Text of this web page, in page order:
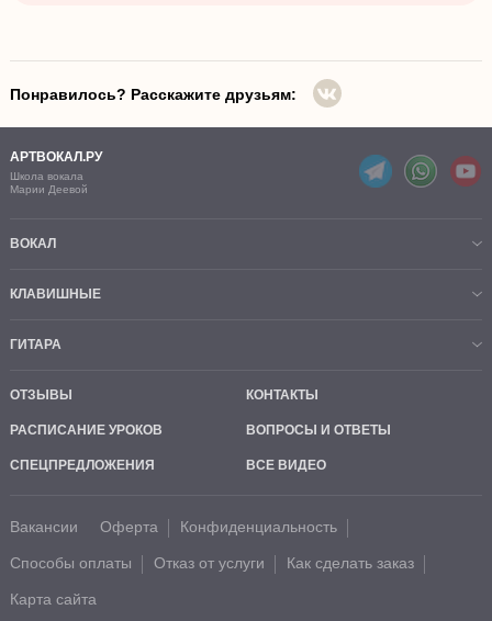
Понравилось? Расскажите друзьям:
АРТВОКАЛ.РУ
Школа вокала
Марии Деевой
ВОКАЛ
КЛАВИШНЫЕ
ГИТАРА
ОТЗЫВЫ КОНТАКТЫ
РАСПИСАНИЕ УРОКОВ ВОПРОСЫ И ОТВЕТЫ
СПЕЦПРЕДЛОЖЕНИЯ ВСЕ ВИДЕО
Вакансии Оферта Конфиденциальность
Способы оплаты Отказ от услуги Как сделать заказ
Карта сайта